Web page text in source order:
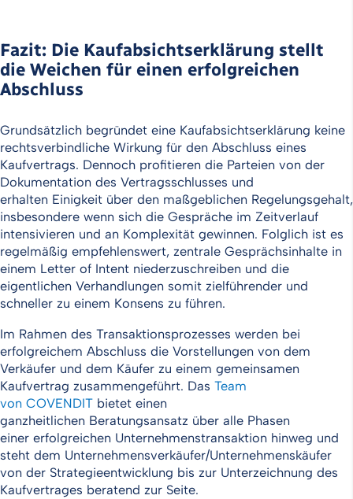
Fazit: Die Kaufabsichtserklärung stellt
die Weichen für einen erfolgreichen
Abschluss
Grundsätzlich begründet eine Kaufabsichtserklärung keine
rechtsverbindliche Wirkung für den Abschluss eines
Kaufvertrags. Dennoch profitieren die Parteien von der
Dokumentation des Vertragsschlusses und
erhalten Einigkeit über den maßgeblichen Regelungsgehalt,
insbesondere wenn sich die Gespräche im Zeitverlauf
intensivieren und an Komplexität gewinnen. Folglich ist es
regelmäßig empfehlenswert, zentrale Gesprächsinhalte in
einem Letter of Intent niederzuschreiben und die
eigentlichen Verhandlungen somit zielführender und
schneller zu einem Konsens zu führen.
Im Rahmen des Transaktionsprozesses werden bei
erfolgreichem Abschluss die Vorstellungen von dem
Verkäufer und dem Käufer zu einem gemeinsamen
Kaufvertrag zusammengeführt. Das Team
von COVENDIT bietet einen
ganzheitlichen Beratungsansatz über alle Phasen
einer erfolgreichen Unternehmenstransaktion hinweg und
steht dem Unternehmensverkäufer/Unternehmenskäufer
von der Strategieentwicklung bis zur Unterzeichnung des
Kaufvertrages beratend zur Seite.